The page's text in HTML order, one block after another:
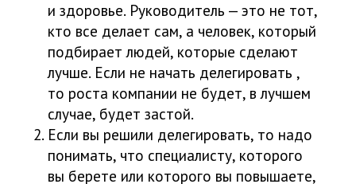
и здоровье. Руководитель — это не тот,
кто все делает сам, а человек, который
подбирает людей, которые сделают
лучше. Если не начать делегировать ,
то роста компании не будет, в лучшем
случае, будет застой.
Если вы решили делегировать, то надо
понимать, что специалисту, которого
вы берете или которого вы повышаете,